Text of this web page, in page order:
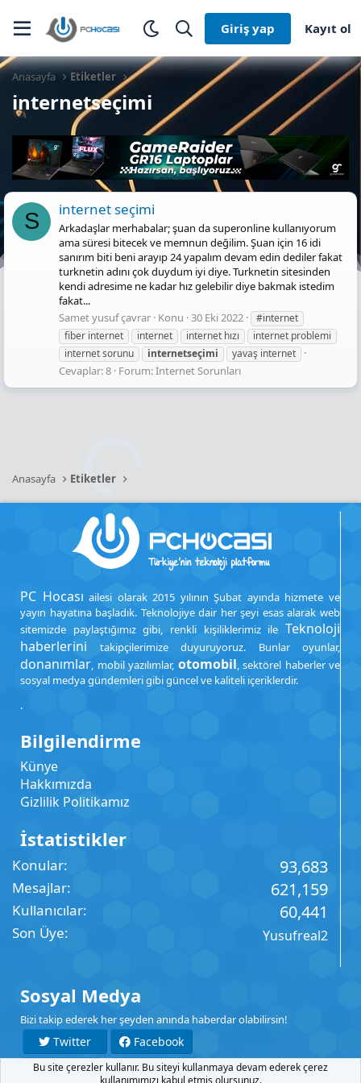
Giriş yap Kayıt ol
Anasayfa Etiketler
internetseçimi
S internet seçimi
Arkadaşlar merhabalar; şuan da superonline kullanıyorum
ama süresi bitecek ve memnun değilim. Şuan için 16 idi
sanırım biti beni arayıp 24 yapalım devam edin dediler fakat
turknetin adını çok duydum iyi diye. Turknetin sitesinden
kendi adresime ne kadar hız gelebilir diye bakmak istedim
fakat...
Samet yusuf çavrar Konu 30 Eki 2022
#internet
fiber internet
internet internet hızı
internet problemi
internet sorunu
internetseçimi yavaş internet
Cevaplar: 8 Forum:İnternet Sorunları
Anasayfa Etiketler
PC Hocası ailesi olarak 2015 yılının Şubat ayında hizmete ve
yayın hayatına başladık. Teknolojiye dair her şeyi esas alarak web
sitemizde paylaştığımız gibi, renkli kişiliklerimiz ile Teknoloji
haberlerini takipçilerimize duyuruyoruz. Bunlar oyunlar,
donanımlar, mobil yazılımlar, otomobil, sektörel haberler ve
sosyal medya gündemleri gibi güncel ve kaliteli içeriklerdir.
.
Bilgilendirme
Künye
Hakkımızda
Gizlilik Politikamız
İstatistikler
Konular 93,683
Mesajlar 621,159
Kullanıcılar 60,441
Son Üye Yusufreal2
Sosyal Medya
Bizi takip ederek her şeyden anında haberdar olabilirsin!
Twitter
Facebook
YouTube
Instagram
Bu site çerezler kullanır. Bu siteyi kullanmaya devam ederek çerez
kullanımımızı kabul etmiş olursunuz.